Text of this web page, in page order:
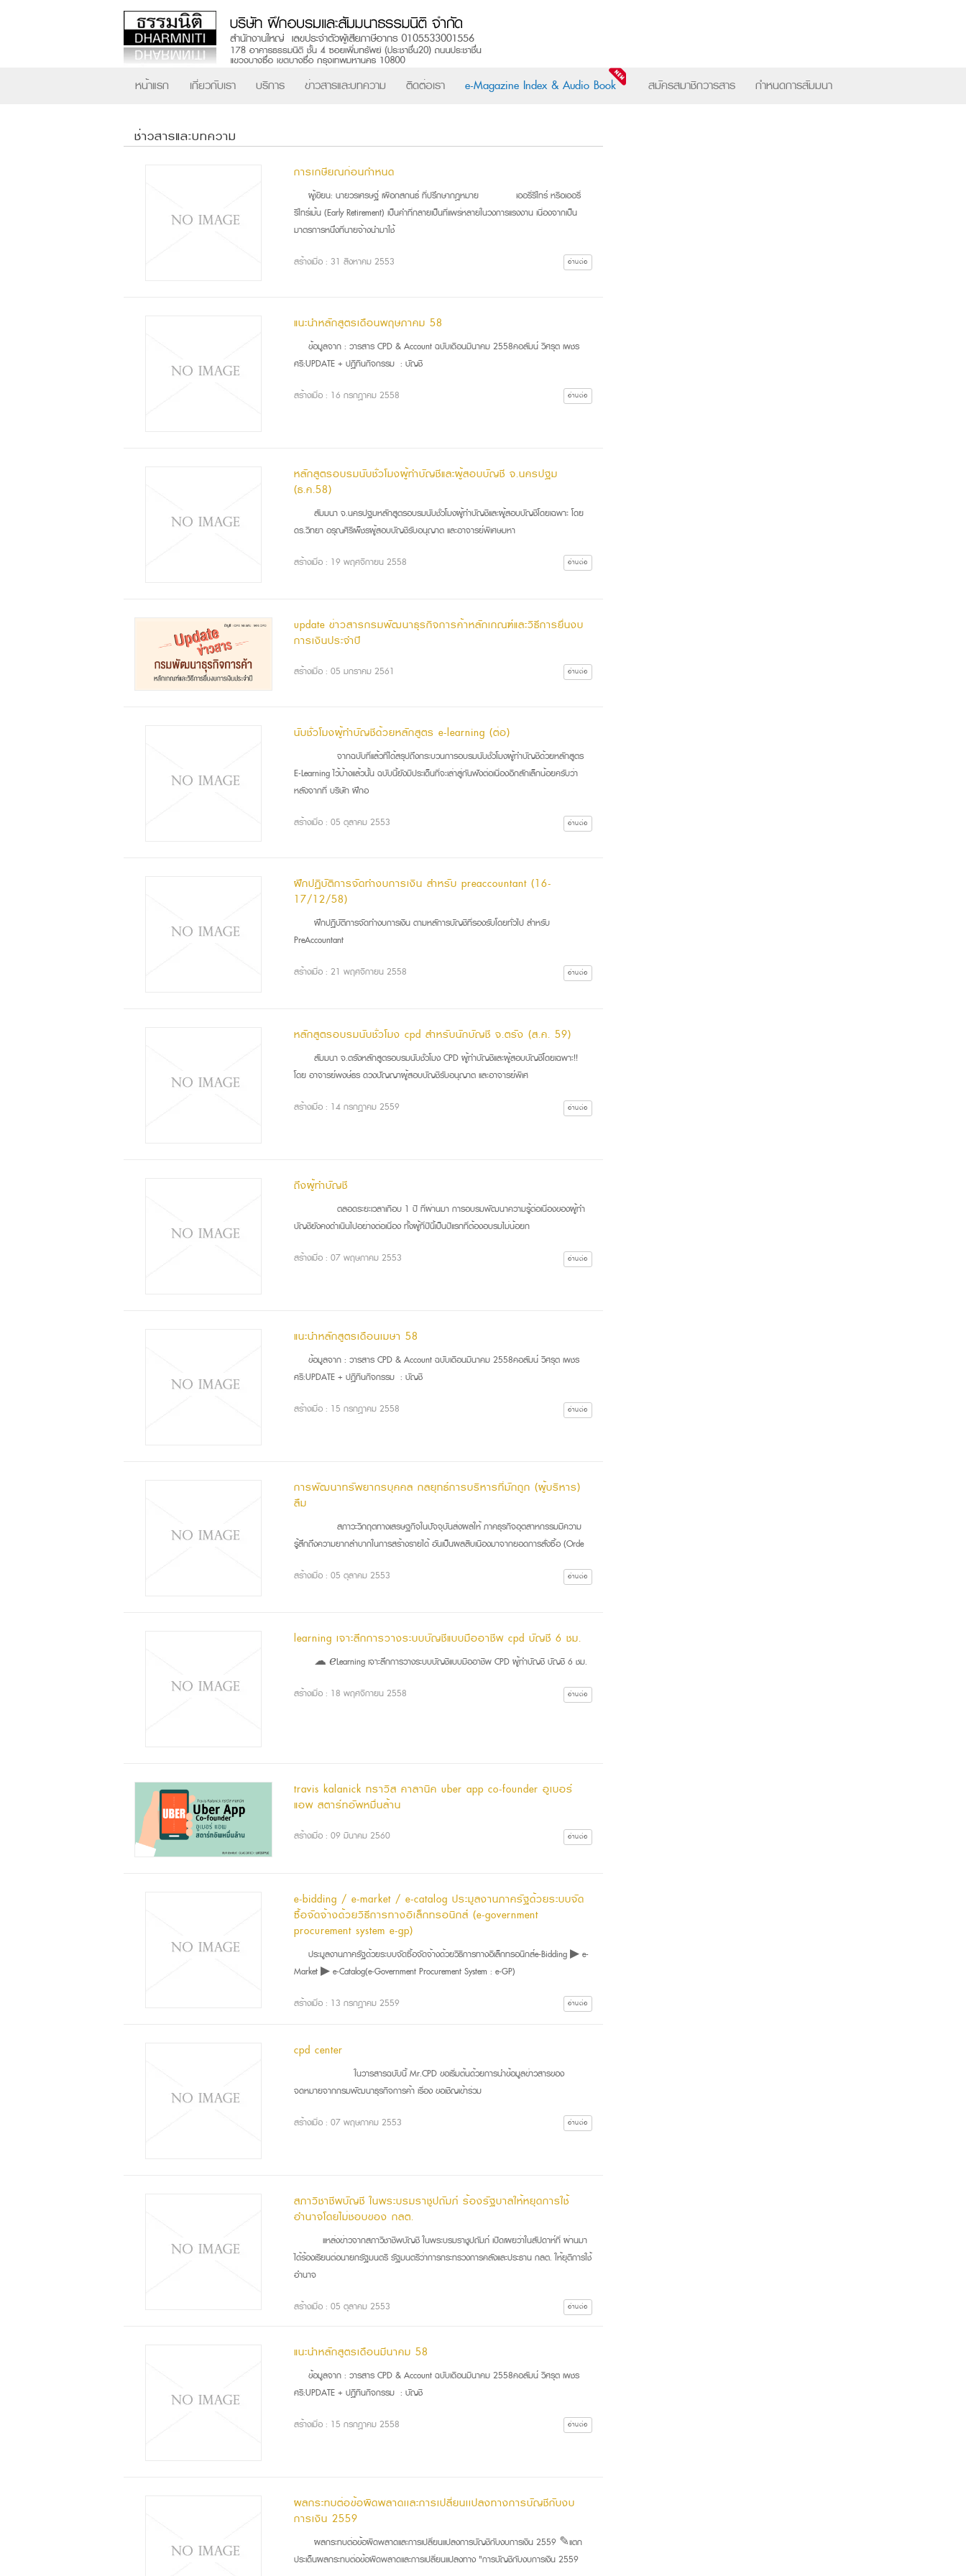
หน้าแรก เกี่ยวกับเรา บริการ ข่าวสารและบทความ ติดต่อเรา e-Magazine Index & Audio Book สมัครสมาชิกวารสาร กำหนดการสัมมนา
ช่าวสารและบทความ
การเกษียณก่อนกำหนด
ผู้เขียน: นายวรเศรษฐ์ เผือกสกนธ์ ที่ปรึกษากฎหมาย เออรี่รีไทร์ หรือเออรี่
รีไทร์เม้น (Early Retirement) เป็นคำที่กลายเป็นที่แพร่หลายในวงการแรงงาน เนื่องจากเป็น
มาตรการหนึ่งที่นายจ้างนำมาใช้
สร้างเมื่อ : 31 สิงหาคม 2553 อ่านต่อ
แนะนำหลักสูตรเดือนพฤษภาคม 58
ข้อมูลจาก : วารสาร CPD & Account ฉบับเดือนมีนาคม 2558คอลัมน์ วิศรุต เพชร
ศรี:UPDATE + ปฏิทินกิจกรรม : บัญชี
สร้างเมื่อ : 16 กรกฎาคม 2558 อ่านต่อ
หลักสูตรอบรมนับชั่วโมงผู้ทำบัญชีและผู้สอบบัญชี จ.นครปฐม
(ธ.ค.58)
สัมมนา จ.นครปฐมหลักสูตรอบรมนับชั่วโมงผู้ทำบัญชีและผู้สอบบัญชีโดยเฉพาะ โดย
ดร.วิทยา อรุณศิริเพ็ชรผู้สอบบัญชีรับอนุญาต และอาจารย์พิเศษมหา
สร้างเมื่อ : 19 พฤศจิกายน 2558 อ่านต่อ
update ข่าวสารกรมพัฒนาธุรกิจการค้าหลักเกณฑ์และวิธีการยื่นงบ
การเงินประจำปี
สร้างเมื่อ : 05 มกราคม 2561 อ่านต่อ
นับชั่วโมงผู้ทำบัญชีด้วยหลักสูตร e-learning (ต่อ)
จากฉบับที่แล้วที่ได้สรุปถึงกระบวนการอบรมนับชั่วโมงผู้ทำบัญชีด้วยหลักสูตร
E-Learning ไว้บ้างแล้วนั้น ฉบับนี้ยังมีประเด็นที่จะเล่าสู่กันฟังต่อเนื่องอีกสักเล็กน้อยครับว่า
หลังจากที่ บริษัท ฝึกอ
สร้างเมื่อ : 05 ตุลาคม 2553 อ่านต่อ
ฝึกปฏิบัติการจัดทำงบการเงิน สำหรับ preaccountant (16-
17/12/58)
ฝึกปฏิบัติการจัดทำงบการเงิน ตามหลัการบัญชีที่รองรับโดยทั่วไป สำหรับ
PreAccountant
สร้างเมื่อ : 21 พฤศจิกายน 2558 อ่านต่อ
หลักสูตรอบรมนับชั่วโมง cpd สำหรับนักบัญชี จ.ตรัง (ส.ค. 59)
สัมมนา จ.ตรังหลักสูตรอบรมนับชั่วโมง CPD ผู้ทำบัญชีและผู้สอบบัญชีโดยเฉพาะ!!
โดย อาจารย์พงษ์ธร ดวงปัญญาผู้สอบบัญชีรับอนุญาต และอาจารย์พิเศ
สร้างเมื่อ : 14 กรกฎาคม 2559 อ่านต่อ
ถึงผู้ทำบัญชี
ตลอดระยะเวลาเกือบ 1 ปี ที่ผ่านมา การอบรมพัฒนาความรู้ต่อเนื่องของผู้ทำ
บัญชียังคงดำเนินไปอย่างต่อเนื่อง ทั้งผู้ที่ปีนี้เป็นปีแรกที่ต้องอบรมไม่น้อยก
สร้างเมื่อ : 07 พฤษภาคม 2553 อ่านต่อ
แนะนำหลักสูตรเดือนเมษา 58
ข้อมูลจาก : วารสาร CPD & Account ฉบับเดือนมีนาคม 2558คอลัมน์ วิศรุต เพชร
ศรี:UPDATE + ปฏิทินกิจกรรม : บัญชี
สร้างเมื่อ : 15 กรกฎาคม 2558 อ่านต่อ
การพัฒนาทรัพยากรบุคคล กลยุทธ์การบริหารที่มักถูก (ผู้บริหาร)
ลืม
สภาวะวิกฤตทางเสรษฐกิจในปัจจุบันส่งผลให้ ภาคธุรกิจอุตสาหกรรมมีความ
รู้สึกถึงความยากลำบากในการสร้างรายได้ อันเป็นผลสืบเนืองมาจากยอดการสั่งซื้อ (Orde
สร้างเมื่อ : 05 ตุลาคม 2553 อ่านต่อ
learning เจาะลึกการวางระบบบัญชีแบบมืออาชีพ cpd บัญชี 6 ชม.
☁ ℯLearning เจาะลึกการวางระบบบัญชีแบบมืออาชีพ CPD ผู้ทำบัญชี บัญชี 6 ชม.
สร้างเมื่อ : 18 พฤศจิกายน 2558 อ่านต่อ
travis kalanick ทราวิส คาลานิค uber app co-founder อูเบอร์
แอพ สตาร์ทอัพหมื่นล้าน
สร้างเมื่อ : 09 มีนาคม 2560 อ่านต่อ
e-bidding / e-market / e-catalog ประมูลงานภาครัฐด้วยระบบจัด
ซื้อจัดจ้างด้วยวิธีการทางอิเล็กทรอนิกส์ (e-government
procurement system e-gp)
ประมูลงานภาครัฐด้วยระบบจัดซื้อจัดจ้างด้วยวิธีการทางอิเล็กทรอนิกส์e-Bidding ▶ e-
Market ▶ e-Catalog(e-Government Procurement System : e-GP)
สร้างเมื่อ : 13 กรกฎาคม 2559 อ่านต่อ
cpd center
ในวารสารฉบับนี้ Mr.CPD ขอเริ่มต้นด้วยการนำข้อมูลข่าวสารของ
จดหมายจากกรมพัฒนาธุรกิจการค้า เรื่อง ขอเชิญเข้าร่วม
สร้างเมื่อ : 07 พฤษภาคม 2553 อ่านต่อ
สภาวิชาชีพบัญชี ในพระบรมราชูปถัมภ์ ร้องรัฐบาลให้หยุดการใช้
อำนาจโดยไม่ชอบของ กลต.
แหล่งข่าวจากสภาวิชาชีพบัญชี ในพระบรมราชูปถัมภ์ เปิดเผยว่าในสัปดาห์ที่ ผ่านมา
ได้ร้องเรียนต่อนายกรัฐมนตรี รัฐมนตรีว่าการกระทรวงการคลังและประธาน กลต. ให้ยุติการใช้
อำนาจ
สร้างเมื่อ : 05 ตุลาคม 2553 อ่านต่อ
แนะนำหลักสูตรเดือนมีนาคม 58
ข้อมูลจาก : วารสาร CPD & Account ฉบับเดือนมีนาคม 2558คอลัมน์ วิศรุต เพชร
ศรี:UPDATE + ปฏิทินกิจกรรม : บัญชี
สร้างเมื่อ : 15 กรกฎาคม 2558 อ่านต่อ
ผลกระทบต่อข้อผิดพลาดเเละการเปลี่ยนเเปลงทางการบัญชีกับงบ
การเงิน 2559
ผลกระทบต่อข้อผิดพลาดเเละการเปลี่ยนเเปลงการบัญชีกับงบการเงิน 2559 ✎แตก
ประเด็นผลกระทบต่อข้อผิดพลาดเเละการเปลี่ยนเเปลงทาง "การบัญชีกับงบการเงิน 2559